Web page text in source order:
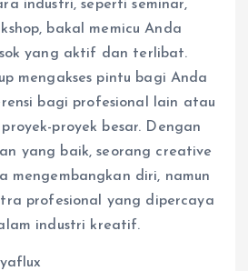
industri, seperti seminar,
bakal memicu Anda
yang aktif dan terlibat.
mengakses pintu bagi Anda
bagi profesional lain atau
proyek besar. Dengan
yang baik, seorang creative
mengembangkan diri, namun
profesional yang dipercaya
industri kreatif.